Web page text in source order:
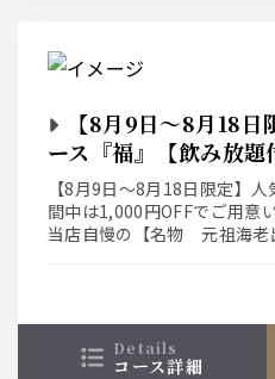
【8月9日～8月18
ース『福』【飲み放
【8月9日～8月18日限定】
間中は1,000円OFFでご用意
当店自慢の【名物 元祖海老
details
コース詳細